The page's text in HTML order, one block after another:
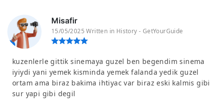
Misafir
15/05/2025 Written in History - GetYourGuide
kuzenlerle gittik sinemaya guzel ben begendim sinema
iyiydi yani yemek kisminda yemek falanda yedik guzel
ortam ama biraz bakima ihtiyac var biraz eski kalmis gibi
sur yapi gibi degil